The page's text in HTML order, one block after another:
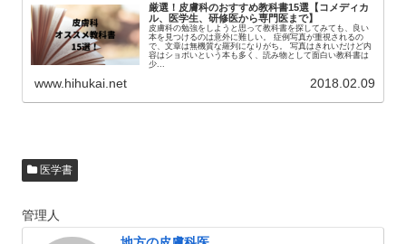
厳選！皮膚科のおすすめ教科書15選【コメディカ
ル、医学生、研修医から専門医まで】
皮膚科の勉強をしようと思って教科書を探してみても、良い
本を見つけるのは意外に難しい。 症例写真が重視されるの
で、文章は無機質な羅列になりがち。 写真はきれいだけど内
容はショボいという本も多く、読み物として面白い教科書は
少...
www.hihukai.net 2018.02.09
医学書
管理人